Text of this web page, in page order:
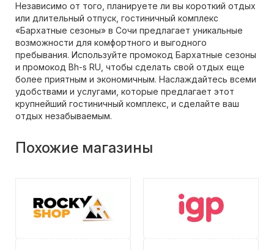
Независимо от того, планируете ли вы короткий отдых
или длительный отпуск, гостиничный комплекс
«Бархатные сезоны» в Сочи предлагает уникальные
возможности для комфортного и выгодного
пребывания. Используйте промокод Бархатные сезоны
и промокод Bh-s RU, чтобы сделать свой отдых еще
более приятным и экономичным. Наслаждайтесь всеми
удобствами и услугами, которые предлагает этот
крупнейший гостиничный комплекс, и сделайте ваш
отдых незабываемым.
Похожие магазины